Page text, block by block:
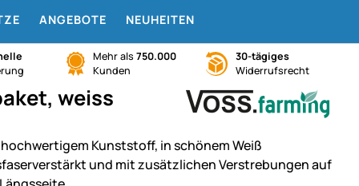
ANGEBOTE NEUHEITEN
Mehr als 750.000
Kunden
30-tägiges
Widerrufsrecht
weiss
Kunststoff, in schönem Weiß
und mit zusätzlichen Verstrebungen auf